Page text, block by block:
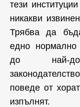
тези
никакви
Трябва да
едно нормално
до най-
поведе от
изпълнят.